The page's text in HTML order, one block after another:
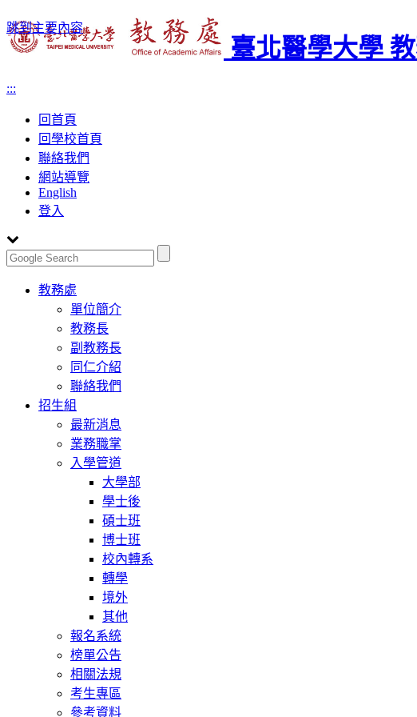
跳到主要內容
臺北醫學大學
:::
回首頁
回學校首頁
聯絡我們
網站導覽
English
登入
Toggle
navigation
教務處
單位簡介
教務長
副教務長
同仁介紹
聯絡我們
招生組
最新消息
業務職掌
入學管道
大學部
學士後
碩士班
博士班
校內轉系
轉學
境外
其他
報名系統
榜單公告
相關法規
考生專區
參考資料